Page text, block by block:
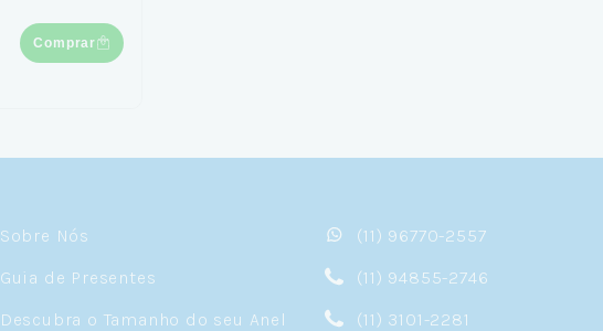
Comprar
Sobre Nós
Guia de Presentes
Descubra o Tamanho do seu Anel
(11) 96770-2557
(11) 94855-2746
(11) 3101-2281